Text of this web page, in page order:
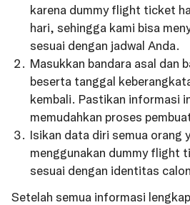
karena dummy flight ticket
hari, sehingga kami bisa
sesuai dengan jadwal Anda.
Masukkan bandara asal dan
beserta tanggal
kembali. Pastikan informasi
memudahkan proses
Isikan data diri semua orang
menggunakan dummy flight
sesuai dengan identitas
Setelah semua informasi